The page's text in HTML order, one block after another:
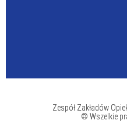
Zespół Zakładów
© Wszelkie